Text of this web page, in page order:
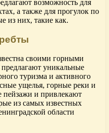
возможность для
а также для прогулок по
из них, такие как.
своими горными
уникальные
туризма и активного
ущелья, горные реки и
пейзажи и привлекают
из самых известных
области